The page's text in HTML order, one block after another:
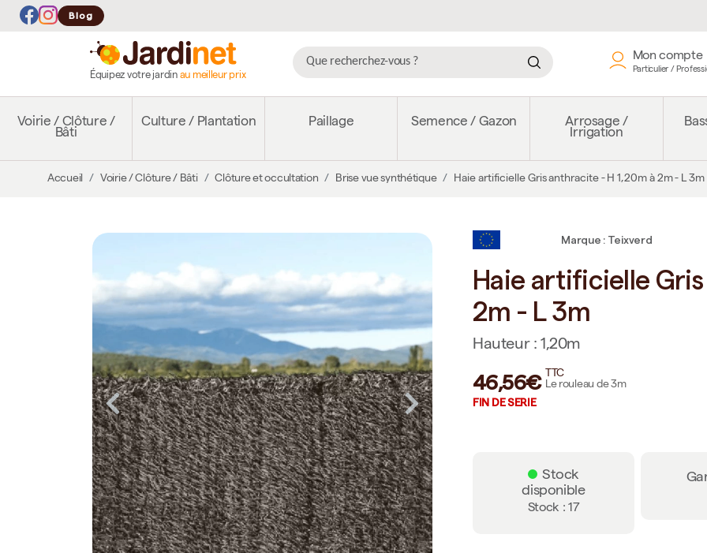
Blog
Équipez votre jardin au meilleur prix
Mon compte
Particulier /
Voirie / Clôture /
Bâti
Culture / Plantation Paillage Semence / Gazon
Arrosage /
Irrigation
Accueil Voirie / Clôture / Bâti Clôture et occultation Brise vue synthétique Haie artificielle Gris anthracite - H 1,20m à 2m - L 3m
Marque : Teixverd
Haie artificielle
2m - L 3m
Hauteur : 1,20m
46,56€ TTC
Le rouleau de 3m
FIN DE SERIE
Stock
disponible
Stock : 17